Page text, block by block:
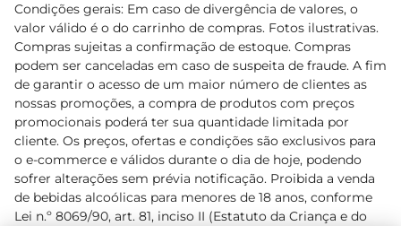
Condições gerais: Em caso de divergência de valores, o
valor válido é o do carrinho de compras. Fotos ilustrativas.
Compras sujeitas a confirmação de estoque. Compras
podem ser canceladas em caso de suspeita de fraude. A fim
de garantir o acesso de um maior número de clientes as
nossas promoções, a compra de produtos com preços
promocionais poderá ter sua quantidade limitada por
cliente. Os preços, ofertas e condições são exclusivos para
o e-commerce e válidos durante o dia de hoje, podendo
sofrer alterações sem prévia notificação. Proibida a venda
de bebidas alcoólicas para menores de 18 anos, conforme
Lei n.º 8069/90, art. 81, inciso II (Estatuto da Criança e do